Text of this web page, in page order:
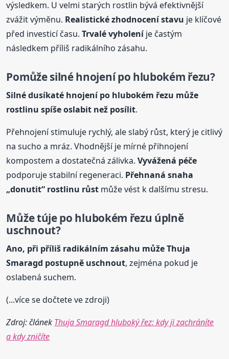
výsledkem. U velmi starých rostlin bývá efektivnější
zvážit výměnu. Realistické zhodnocení stavu je klíčové
před investicí času.Trvalé vyholeníje častým
následkem příliš radikálního zásahu.
Pomůže silné hnojení po hlubokém řezu?
Silné dusíkaté hnojení po hlubokém řezu může
rostlinu spíše oslabit než posílit.
Přehnojení stimuluje rychlý, ale slabý růst, který je citlivý
na sucho a mráz. Vhodnější je mírné přihnojení
kompostem a dostatečná zálivka.Vyvážená péče
podporuje stabilní regeneraci. Přehnaná snaha
„donutit“ rostlinu růst může vést k dalšímu stresu.
Můžetújepo hlubokém řezu úplně
uschnout?
Ano, při příliš radikálním zásahu může Thuja
Smaragd postupně uschnout, zejména pokud je
oslabená suchem.
(...více se dočtete ve zdroji)
Zdroj: článek Thuja Smaragd hluboký řez: kdy ji zachráníte
a kdy zničíte